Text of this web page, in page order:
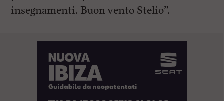
insegnamenti. Buon vento Stelio”.